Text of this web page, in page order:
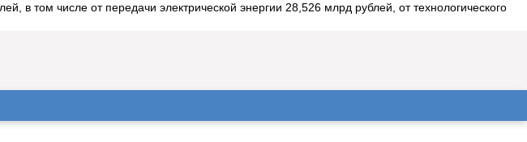
в том числе от передачи электрической энергии 28,526 млрд рублей, от технологического